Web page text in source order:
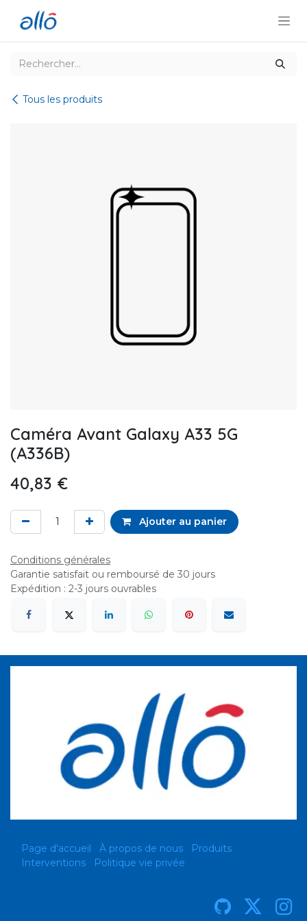
Tous les produits
Caméra Avant Galaxy A33 5G
(A336B)
40,83 €
Ajouter au panier
Conditions générales
Garantie satisfait ou remboursé de 30 jours
Expédition : 2-3 jours ouvrables
Page d'accueil À propos de nous
Produits
Interventions
Politique vie privée